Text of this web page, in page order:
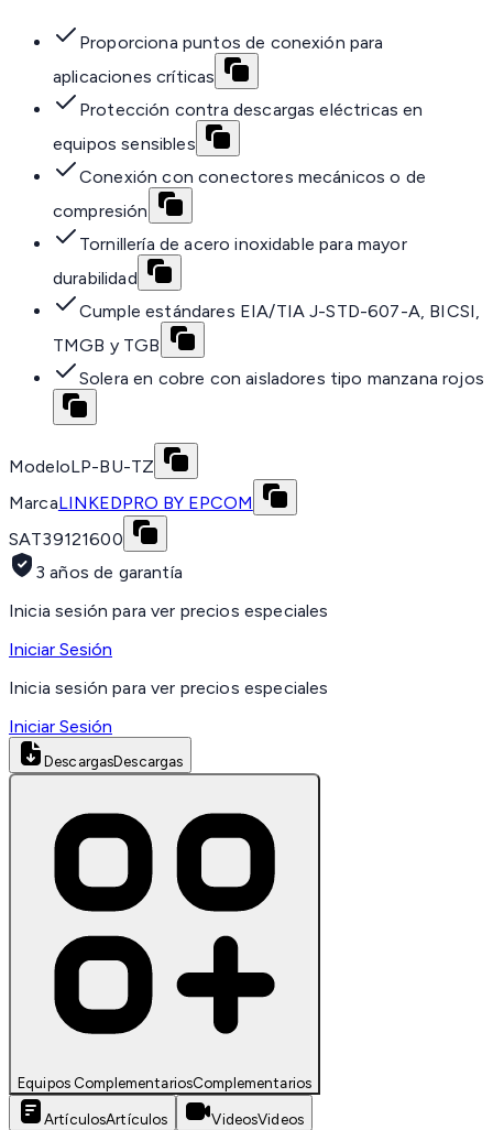
Proporciona puntos de conexión para
aplicaciones críticas
Protección contra descargas eléctricas en
equipos sensibles
Conexión con conectores mecánicos o de
compresión
Tornillería de acero inoxidable para mayor
durabilidad
Cumple estándares EIA/TIA J-STD-607-A, BICSI,
TMGB y TGB
Solera en cobre con aisladores tipo manzana rojos
ModeloLP-BU-TZ
MarcaLINKEDPRO BY EPCOM
SAT39121600
3 años de garantía
Inicia sesión para ver precios especiales
Iniciar Sesión
Inicia sesión para ver precios especiales
Iniciar Sesión
DescargasDescargas
Equipos ComplementariosComplementarios
ArtículosArtículos VideosVideos